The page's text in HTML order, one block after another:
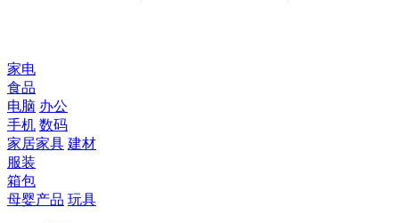
家电
食品
电脑 办公
手机 数码
家居家具 建材
服装
箱包
母婴产品 玩具